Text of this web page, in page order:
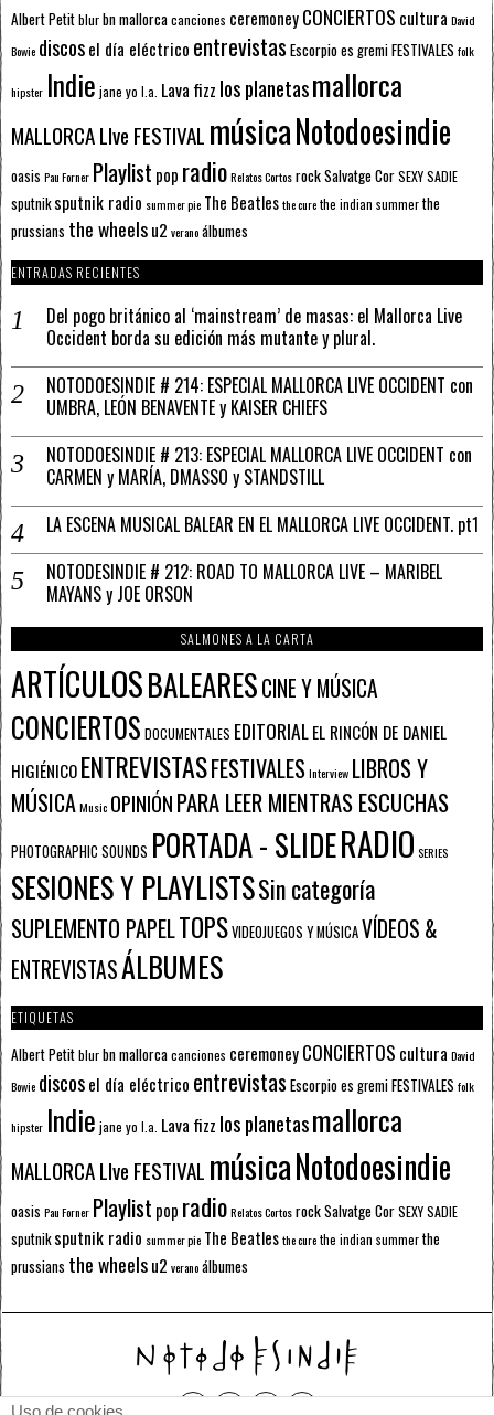
Albert Petitblurbn mallorcacanciones ceremoneyCONCIERTOS cultura David
Bowie discosel día eléctrico entrevistas Escorpioes gremiFESTIVALES folk
hipster Indie jane yo l.a. Lava fizz los planetasmallorca
MALLORCA LIve FESTIVAL músicaNotodoesindie
oasis Pau Forner Playlist pop radioRelatos CortosrockSalvatge CorSEXY SADIE
sputnik sputnik radio summer pie The Beatlesthe curethe indian summerthe
prussians the wheelsu2 veranoálbumes
ENTRADAS RECIENTES
Del pogo británico al ‘mainstream’ de masas: el Mallorca Live
Occident borda su edición más mutante y plural.
NOTODOESINDIE # 214: ESPECIAL MALLORCA LIVE OCCIDENT con
UMBRA, LEÓN BENAVENTE y KAISER CHIEFS
NOTODOESINDIE # 213: ESPECIAL MALLORCA LIVE OCCIDENT con
CARMEN y MARÍA, DMASSO y STANDSTILL
LA ESCENA MUSICAL BALEAR EN EL MALLORCA LIVE OCCIDENT. pt1
NOTODESINDIE # 212: ROAD TO MALLORCA LIVE – MARIBEL
MAYANS y JOE ORSON
SALMONES A LA CARTA
ARTÍCULOSBALEARESCINE Y MÚSICA
CONCIERTOS DOCUMENTALES EDITORIALEL RINCÓN DE DANIEL
HIGIÉNICOENTREVISTASFESTIVALESInterview LIBROS Y
MÚSICAMusic OPINIÓNPARA LEER MIENTRAS ESCUCHAS
PHOTOGRAPHIC SOUNDS PORTADA - SLIDERADIO SERIES
SESIONES Y PLAYLISTSSin categoría
SUPLEMENTO PAPELTOPSVIDEOJUEGOS Y MÚSICAVÍDEOS &
ENTREVISTASÁLBUMES
ETIQUETAS
Albert Petitblurbn mallorcacanciones ceremoneyCONCIERTOS cultura David
Bowie discosel día eléctrico entrevistas Escorpioes gremiFESTIVALES folk
hipster Indie jane yo l.a. Lava fizz los planetasmallorca
MALLORCA LIve FESTIVAL músicaNotodoesindie
oasis Pau Forner Playlist pop radioRelatos CortosrockSalvatge CorSEXY SADIE
sputnik sputnik radio summer pie The Beatlesthe curethe indian summerthe
prussians the wheelsu2 veranoálbumes
Uso de cookies